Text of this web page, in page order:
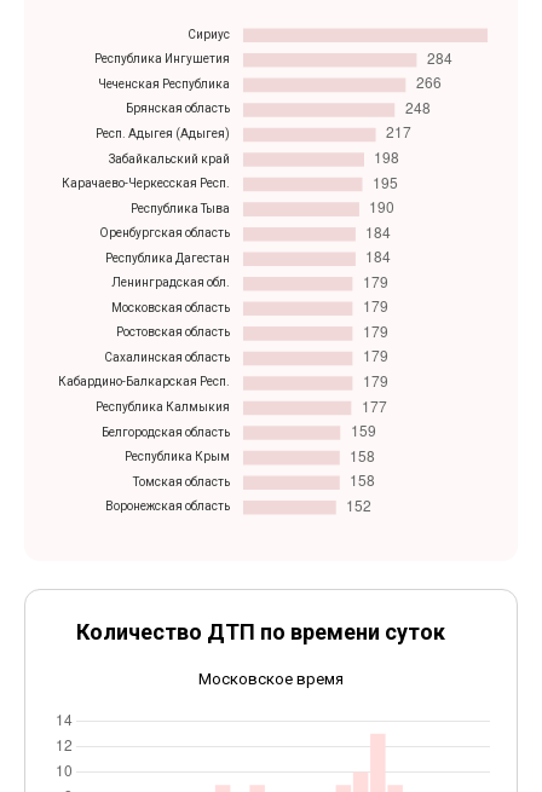
Количество ДТП по времени суток
Московское время